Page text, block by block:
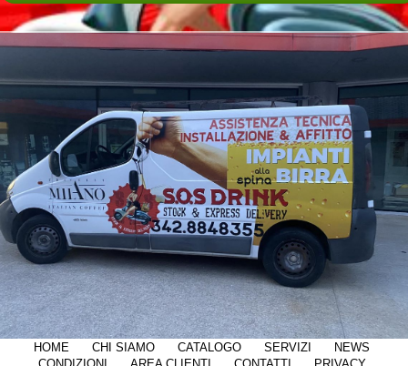
HOME CHI SIAMO CATALOGO SERVIZI
NEWS